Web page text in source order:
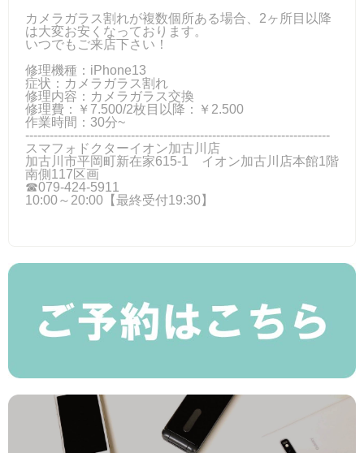
カメラガラス割れが複数個所ある場合、2ヶ所目以降
は大変お安くなっております。
いつでもご来店下さい！
修理機種：iPhone13
症状：カメラガラス割れ
修理内容：カメラガラス交換
修理費：￥7.500/2枚目以降：￥2.500
作業時間：30分~
---------------------------------------------------------------------------
スマフォドクターイオン加古川店
加古川市平岡町新在家615-1 イオン加古川店本館1階
南側117区画
☎079-424‐5911
10:00～20:00【最終受付19:30】